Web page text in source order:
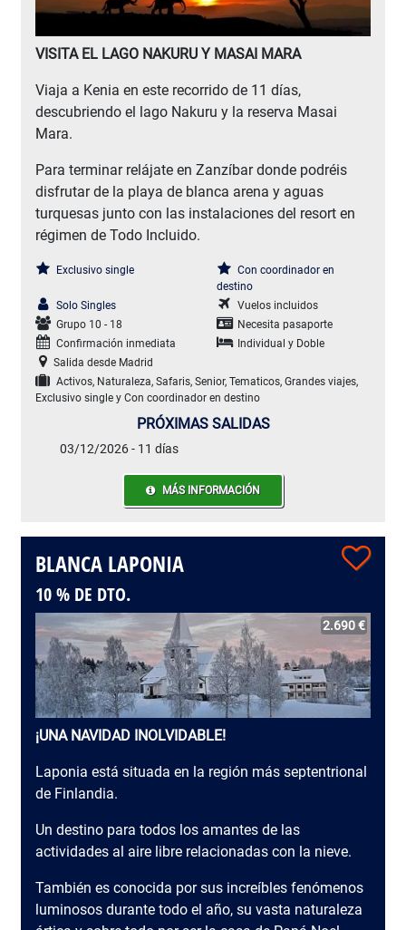
VISITA EL LAGO NAKURU Y MASAI MARA
Viaja a Kenia en este recorrido de 11 días,
descubriendo el lago Nakuru y la reserva Masai
Mara.
Para terminar relájate en Zanzíbar donde podréis
disfrutar de la playa de blanca arena y aguas
turquesas junto con las instalaciones del resort en
régimen de Todo Incluido.
Exclusivo single
Con coordinador en
destino
Solo Singles
Vuelos incluidos
Grupo 10 - 18
Necesita pasaporte
Confirmación inmediata
Individual y Doble
Salida desde Madrid
Activos, Naturaleza, Safaris, Senior, Tematicos, Grandes viajes,
Exclusivo single y Con coordinador en destino
PRÓXIMAS SALIDAS
03/12/2026 - 11 días
MÁS INFORMACIÓN
BLANCA LAPONIA
10 % DE DTO.
2.690 €
¡UNA NAVIDAD INOLVIDABLE!
Laponia está situada en la región más septentrional
de Finlandia.
Un destino para todos los amantes de las
actividades al aire libre relacionadas con la nieve.
También es conocida por sus increíbles fenómenos
luminosos durante todo el año, su vasta naturaleza